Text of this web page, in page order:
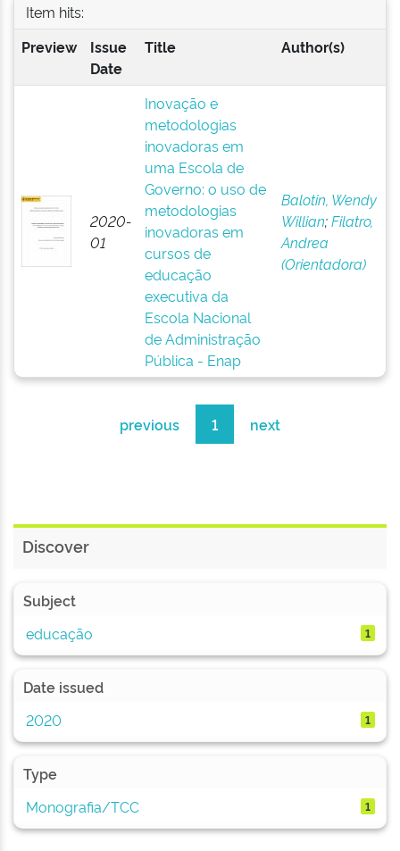
Item hits:
Preview
Issue
Date
Title Author(s)
2020-
01
Inovação e
metodologias
inovadoras em
uma Escola de
Governo: o uso de
metodologias
inovadoras em
cursos de
educação
executiva da
Escola Nacional
de Administração
Pública - Enap
Balotin, Wendy
Willian;Filatro,
Andrea
(Orientadora)
previous 1 next
Discover
Subject
educação
1
Date issued
2020
1
Type
Monografia/TCC
1